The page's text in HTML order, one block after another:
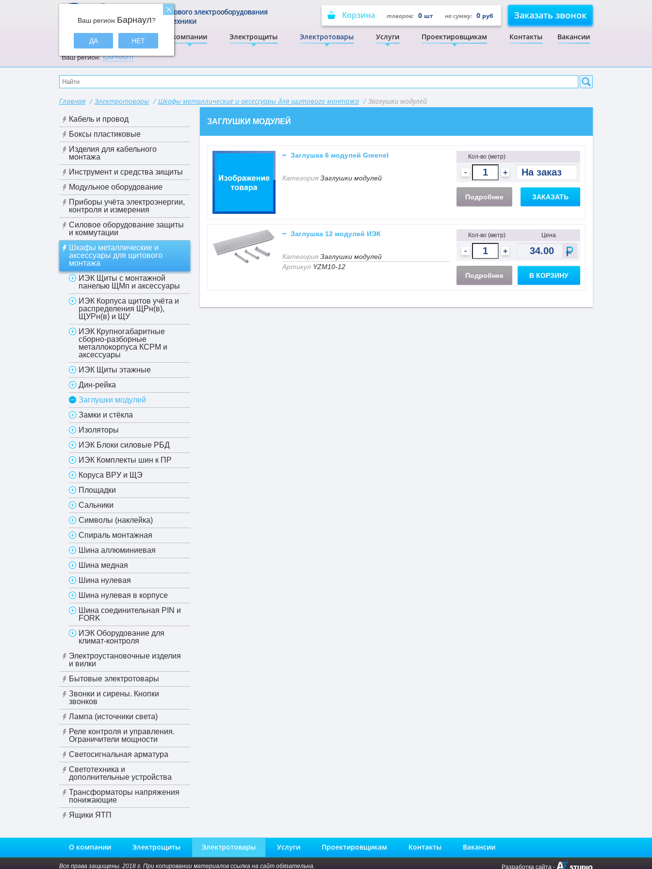
ЭлектрА
Корзина товаров: 0 шт на сумму: 0 руб Заказать звонок
О компании Электрощиты Электротовары Услуги Проектировщикам Контакты Вакансии
Центр щитового электрооборудования
и электротехники
Ваш регион:БАРНАУЛ
Ваш регион Барнаул?
ДА НЕТ
Главная / Электротовары / Шкафы металлические и аксессуары для щитового монтажа / Заглушки модулей
Кабель и провод
Боксы пластиковые
Изделия для кабельного
монтажа
Инструмент и средства зищиты
Модульное оборудование
Приборы учёта электроэнергии,
контроля и измерения
Силовое оборудование защиты
и коммутации
Шкафы металлические и
аксессуары для щитового
монтажа
ИЭК Щиты с монтажной
панелью ЩМп и аксессуары
ИЭК Корпуса щитов учёта и
распределения ЩРн(в),
ЩУРн(в) и ЩУ
ИЭК Крупногабаритные
сборно-разборные
металлокорпуса КСРМ и
аксессуары
ИЭК Щиты этажные
Дин-рейка
Заглушки модулей
Замки и стёкла
Изоляторы
ИЭК Блоки силовые РБД
ИЭК Комплекты шин к ПР
Коруса ВРУ и ЩЭ
Площадки
Сальники
Символы (наклейка)
Спираль монтажная
Шина аллюминиевая
Шина медная
Шина нулевая
Шина нулевая в корпусе
Шина соединительная PIN и
FORK
ИЭК Оборудование для
климат-контроля
Электроустановочные изделия
и вилки
Бытовые электротовары
Звонки и сирены. Кнопки
звонков
Лампа (источники света)
Реле контроля и управления.
Ограничители мощности
Светосигнальная арматура
Светотехника и
дополнительные устройства
Трансформаторы напряжения
понижающие
Ящики ЯТП
ЗАГЛУШКИ МОДУЛЕЙ
Заглушка 6 модулей Greenel
Категория Заглушки модулей
Кол-во (метр)
- +
Подробнее ЗАКАЗАТЬ
Заглушка 12 модулей ИЭК
Категория Заглушки модулей
Артикул YZM10-12
Кол-во (метр) Цена
- +
Подробнее В КОРЗИНУ
О компании Электрощиты Электротовары Услуги Проектировщикам Контакты Вакансии
Все права защищены. 2018 г. При копировании материалов ссылка на сайт обязательна. Разработка сайта -